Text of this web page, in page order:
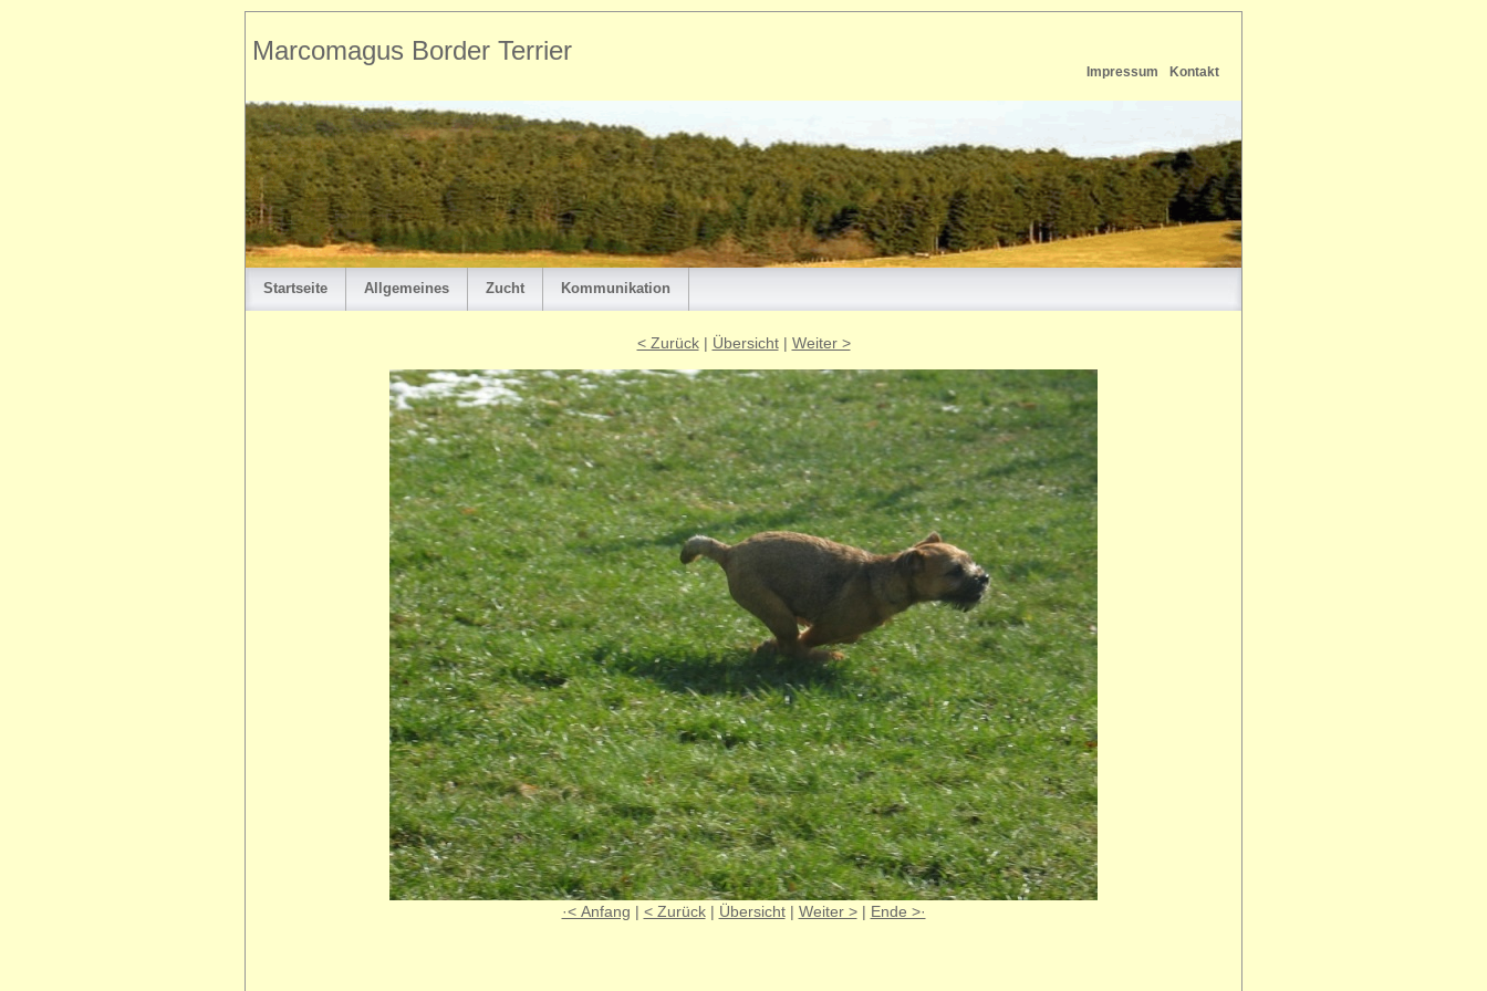
Impressum Kontakt
Marcomagus Border Terrier
Startseite Allgemeines Zucht Kommunikation
< Zurück| Übersicht| Weiter >
·< Anfang | < Zurück| Übersicht| Weiter >| Ende >·